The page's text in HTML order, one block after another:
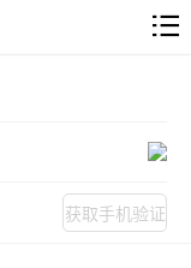
获取手机验证